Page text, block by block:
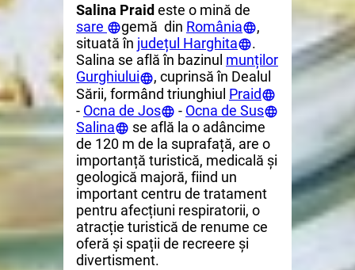
Salina Praid este o mină de
sare
gemă din România
,
situată în județul Harghita
.
Salina se află în bazinul munților
Gurghiului
, cuprinsă în Dealul
Sării, formând triunghiul Praid
- Ocna de Jos - Ocna de Sus
Salina
se află la o adâncime
de 120 m de la suprafață, are o
importanță turistică, medicală și
geologică majoră, fiind un
important centru de tratament
pentru afecțiuni respiratorii, o
atracție turistică de renume ce
oferă și spații de recreere și
divertisment.